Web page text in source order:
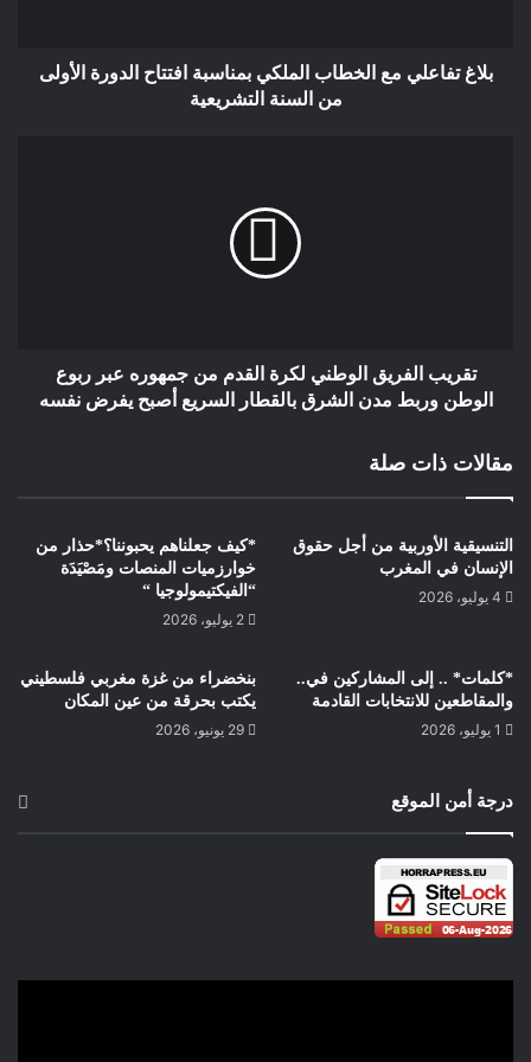
بلاغ تفاعلي مع الخطاب الملكي بمناسبة افتتاح الدورة الأولى
من السنة التشريعية
تقريب الفريق الوطني لكرة القدم من جمهوره عبر ربوع
الوطن وربط مدن الشرق بالقطار السريع أصبح يفرض نفسه
مقالات ذات صلة
التنسيقية الأوربية من أجل حقوق
الإنسان في المغرب
4 يوليو، 2026
*كيف جعلناهم يحبوننا؟*حذار من
خوارزميات المنصات ومَصْيَدَة
“الفيكتيمولوجيا “
2 يوليو، 2026
*كلمات* .. إلى المشاركين في..
والمقاطعين للانتخابات القادمة
1 يوليو، 2026
بنخضراء من غزة مغربي فلسطيني
يكتب بحرقة من عين المكان
29 يونيو، 2026
درجة أمن الموقع